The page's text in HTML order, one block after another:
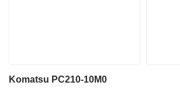
Komatsu PC210-10M0